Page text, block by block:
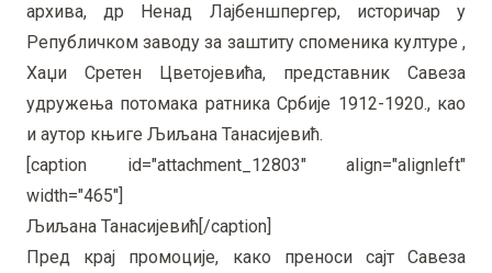
архива, др Ненад Лајбеншпергер, историчар у
Републичком заводу за заштиту споменика културе ,
Хаџи Сретен Цветојевића, представник Савеза
удружења потомака ратника Србије 1912-1920., као
и аутор књиге Љиљана Танасијевић.
[caption id="attachment_12803" align="alignleft"
width="465"]
Љиљана Танасијевић[/caption]
Пред крај промоције, како преноси сајт Савеза